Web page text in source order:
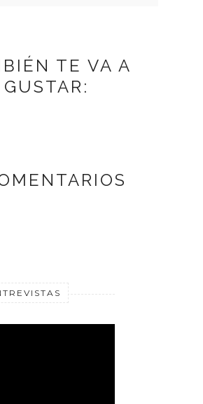
TE VA A
GUSTAR: